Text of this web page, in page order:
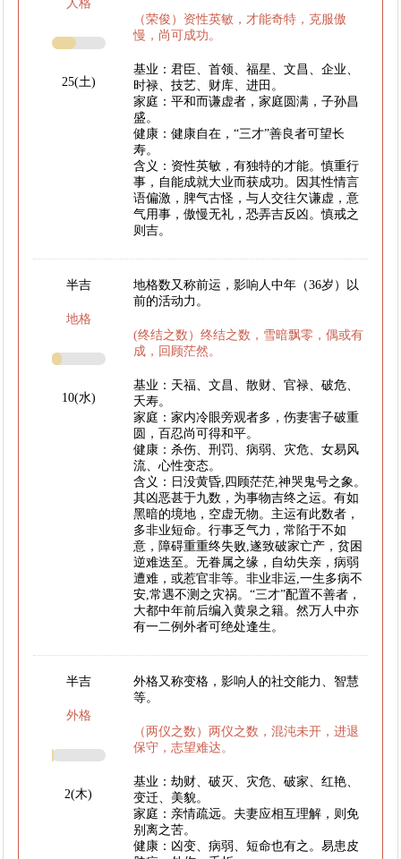
人格
25(土)
（荣俊）资性英敏，才能奇特，克服傲
慢，尚可成功。
基业：君臣、首领、福星、文昌、企业、
时禄、技艺、财库、进田。
家庭：平和而谦虚者，家庭圆满，子孙昌
盛。
健康：健康自在，“三才”善良者可望长
寿。
含义：资性英敏，有独特的才能。慎重行
事，自能成就大业而获成功。因其性情言
语偏激，脾气古怪，与人交往欠谦虚，意
气用事，傲慢无礼，恐弄吉反凶。慎戒之
则吉。
半吉
地格
10(水)
地格数又称前运，影响人中年（36岁）以
前的活动力。
(终结之数）终结之数，雪暗飘零，偶或有
成，回顾茫然。
基业：天福、文昌、散财、官禄、破危、
夭寿。
家庭：家内冷眼旁观者多，伤妻害子破重
圆，百忍尚可得和平。
健康：杀伤、刑罚、病弱、灾危、女易风
流、心性变态。
含义：日没黄昏,四顾茫茫,神哭鬼号之象。
其凶恶甚于九数，为事物吉终之运。有如
黑暗的境地，空虚无物。主运有此数者，
多非业短命。行事乏气力，常陷于不如
意，障碍重重终失败,遂致破家亡产，贫困
逆难迭至。无眷属之缘，自幼失亲，病弱
遭难，或惹官非等。非业非运,一生多病不
安,常遇不测之灾祸。“三才”配置不善者，
大都中年前后编入黄泉之籍。然万人中亦
有一二例外者可绝处逢生。
半吉
外格
2(木)
外格又称变格，影响人的社交能力、智慧
等。
（两仪之数）两仪之数，混沌未开，进退
保守，志望难达。
基业：劫财、破灭、灾危、破家、红艳、
变迁、美貌。
家庭：亲情疏远。夫妻应相互理解，则免
别离之苦。
健康：凶变、病弱、短命也有之。易患皮